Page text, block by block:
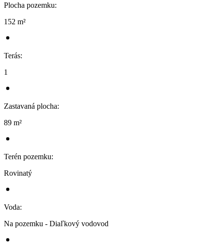
Plocha pozemku:
152 m²
Terás:
1
Zastavaná plocha:
89 m²
Terén pozemku:
Rovinatý
Voda:
Na pozemku - Diaľkový vodovod